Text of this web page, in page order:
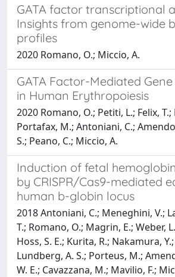
GATA factor transcriptional
Insights from genome-wide
profiles
2020 Romano, O.; Miccio, A.
GATA Factor-Mediated
in Human Erythropoiesis
2020 Romano, O.; Petiti, L.; Felix,
Portafax, M.; Antoniani, C.;
S.; Peano, C.; Miccio, A.
Induction of fetal
by CRISPR/Cas9-mediated
human b-globin locus
2018 Antoniani, C.; Meneghini, V.;
T.; Romano, O.; Magrin, E.; Weber,
Hoss, S. E.; Kurita, R.; Nakamura, Y.;
Lundberg, A. S.; Porteus, M.;
W. E.; Cavazzana, M.; Mavilio, F.;